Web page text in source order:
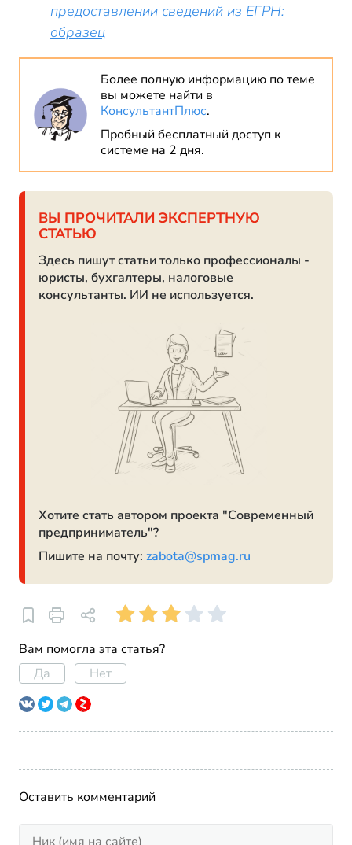
предоставлении сведений из ЕГРН:
образец
Более полную информацию по теме
вы можете найти в
КонсультантПлюс.
Пробный бесплатный доступ к
системе на 2 дня.
ВЫ ПРОЧИТАЛИ ЭКСПЕРТНУЮ
СТАТЬЮ
Здесь пишут статьи только профессионалы -
юристы, бухгалтеры, налоговые
консультанты. ИИ не используется.
Хотите стать автором проекта "Современный
предприниматель"?
Пишите на почту: zabota@spmag.ru
Вам помогла эта статья?
Да
Нет
Оставить комментарий